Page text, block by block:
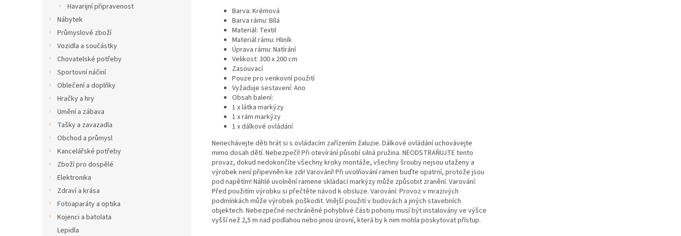
Havarijní připravenost
Nábytek
Průmyslové zboží
Vozidla a součástky
Chovatelské potřeby
Sportovní náčiní
Oblečení a doplňky
Hračky a hry
Umění a zábava
Tašky a zavazadla
Obchod a průmysl
Kancelářské potřeby
Zboží pro dospělé
Elektronika
Zdraví a krása
Fotoaparáty a optika
Kojenci a batolata
Lepidla
Barva: Krémová
Barva rámu: Bílá
Materiál: Textil
Materiál rámu: Hliník
Úprava rámu: Natírání
Velikost: 300 x 200 cm
Zasouvací
Pouze pro venkovní použití
Vyžaduje sestavení: Ano
Obsah balení:
1 x látka markýzy
1 x rám markýzy
1 x dálkové ovládání
Nenechávejte děti hrát si s ovládacím zařízením žaluzie. Dálkové ovládání uchovávejte
mimo dosah dětí. Nebezpečí! Při otevírání působí silná pružina. NEODSTRAŇUJTE tento
provaz, dokud nedokončíte všechny kroky montáže, všechny šrouby nejsou utaženy a
výrobek není připevněn ke zdi! Varování! Při uvolňování ramen buďte opatrní, protože jsou
pod napětím! Náhlé uvolnění ramene skládací markýzy může způsobit zranění. Varování:
Před použitím výrobku si přečtěte návod k obsluze. Varování: Provoz v mrazivých
podmínkách může výrobek poškodit. Vnější použití v budovách a jiných stavebních
objektech. Nebezpečné nechráněné pohyblivé části pohonu musí být instalovány ve výšce
vyšší než 2,5 m nad podlahou nebo jinou úrovní, která by k nim mohla poskytovat přístup.